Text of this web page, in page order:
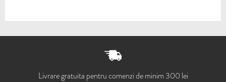
Livrare gratuita pentru comenzi de minim 300 lei